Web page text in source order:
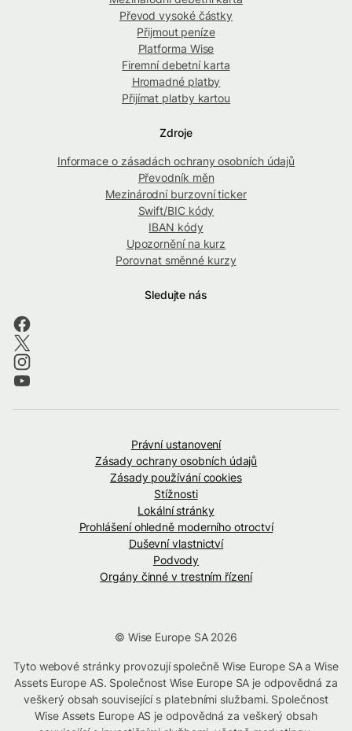
Převod vysoké částky
Přijmout peníze
Platforma Wise
Firemní debetní karta
Hromadné platby
Přijímat platby kartou
Zdroje
Informace o zásadách ochrany osobních údajů
Převodník měn
Mezinárodní burzovní ticker
Swift/BIC kódy
IBAN kódy
Upozornění na kurz
Porovnat směnné kurzy
Sledujte nás
Právní ustanovení
Zásady ochrany osobních údajů
Zásady používání cookies
Stížnosti
Lokální stránky
Prohlášení ohledně moderního otroctví
Duševní vlastnictví
Podvody
Orgány činné v trestním řízení
© Wise Europe SA 2026
Tyto webové stránky provozují společně Wise Europe SA a Wise
Assets Europe AS. Společnost Wise Europe SA je odpovědná za
veškerý obsah související s platebními službami. Společnost
Wise Assets Europe AS je odpovědná za veškerý obsah